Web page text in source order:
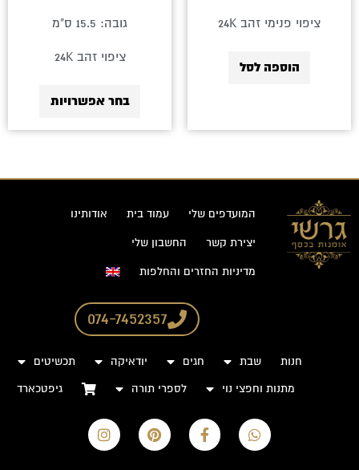
ציפוי פנימי זהב 24K
הוספה לסל
גובה: 15.5 ס"מ
ציפוי זהב 24K
בחר אפשרויות
המועדפים שלי עמוד בית אודותינו
יצירת קשר החשבון שלי
מדיניות החזרים והחלפות
074-7452357
חנות שבת חגים יודאיקה
תכשיטים
מתנות וחפצי נוי
לספרי תורה גיפטכארד
W
h
a
F
a
c
P
i
n
I
n
s